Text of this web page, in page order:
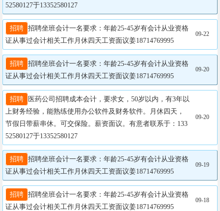
52580127于13352580127
招聘 招聘坐班会计一名要求：年龄25-45岁有会计从业资格
证从事过会计相关工作月休四天工资面议姜18714769995
09-22
招聘 招聘坐班会计一名要求：年龄25-45岁有会计从业资格
证从事过会计相关工作月休四天工资面议姜18714769995
09-20
招聘
医药公司招聘成本会计，要求女，50岁以内，有3年以
上财务经验，能熟练使用办公软件及财务软件。月休四天，
节假日带薪串休。可交保险。薪资面议。有意者联系于：133
52580127于13352580127
09-20
招聘 招聘坐班会计一名要求：年龄25-45岁有会计从业资格
证从事过会计相关工作月休四天工资面议姜18714769995
09-19
招聘 招聘坐班会计一名要求：年龄25-45岁有会计从业资格
证从事过会计相关工作月休四天工资面议姜18714769995
09-18